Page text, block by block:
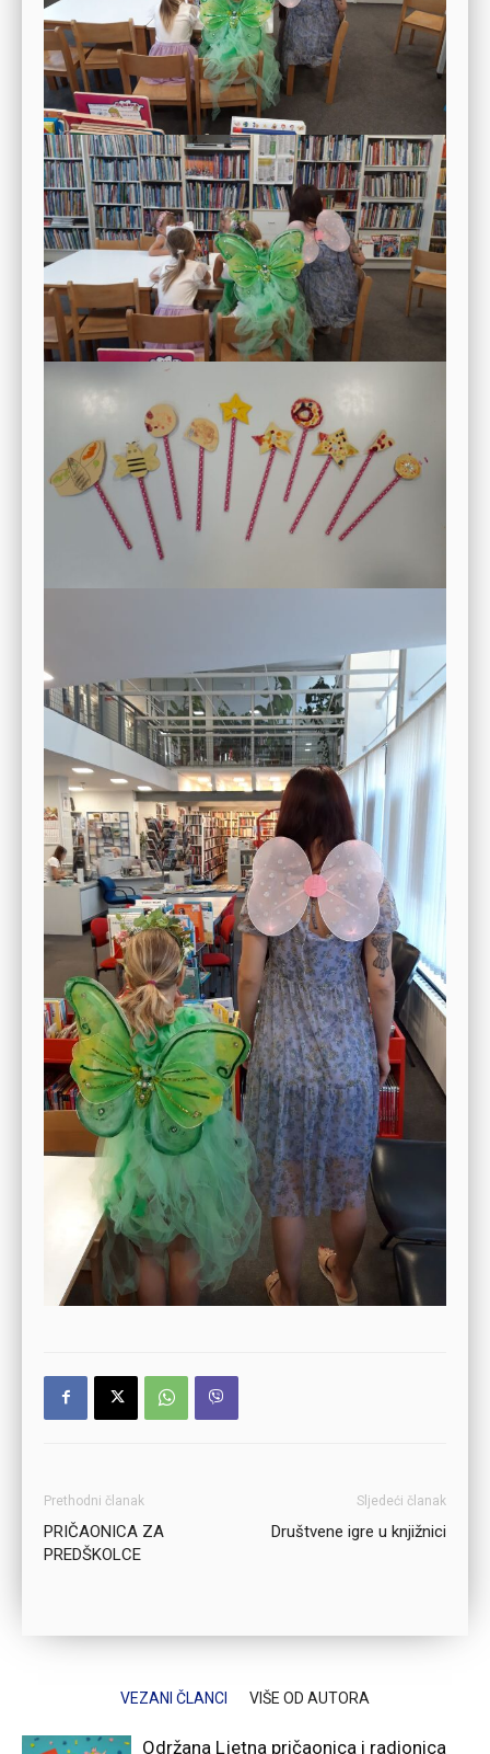
Prethodni članak
PRIČAONICA ZA
PREDŠKOLCE
Sljedeći članak
Društvene igre u knjižnici
VEZANI ČLANCI VIŠE OD AUTORA
Održana Ljetna pričaonica i radionica